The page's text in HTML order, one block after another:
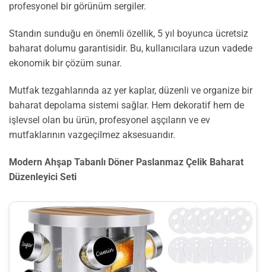
profesyonel bir görünüm sergiler.
Standın sunduğu en önemli özellik, 5 yıl boyunca ücretsiz
baharat dolumu garantisidir. Bu, kullanıcılara uzun vadede
ekonomik bir çözüm sunar.
Mutfak tezgahlarında az yer kaplar, düzenli ve organize bir
baharat depolama sistemi sağlar. Hem dekoratif hem de
işlevsel olan bu ürün, profesyonel aşçıların ve ev
mutfaklarının vazgeçilmez aksesuarıdır.
Modern Ahşap Tabanlı Döner Paslanmaz Çelik Baharat
Düzenleyici Seti